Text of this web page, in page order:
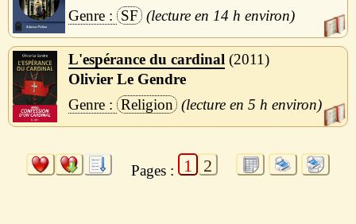
SF
14 h
L'espérance du cardinal
2011
Olivier Le Gendre
Religion
5 h
Pages : 1 2